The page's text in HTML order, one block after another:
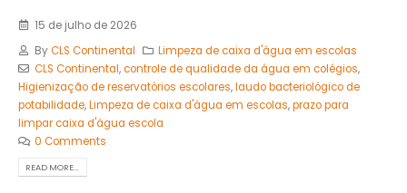
15 de julho de 2026
ByCLS Continental
Limpeza de caixa d'água em escolas
CLS Continental,controle de qualidade da água em colégios,
Higienização de reservatórios escolares,laudo bacteriológico de
potabilidade,Limpeza de caixa d'água em escolas,prazo para
limpar caixa d'água escola
0 Comments
READ MORE...